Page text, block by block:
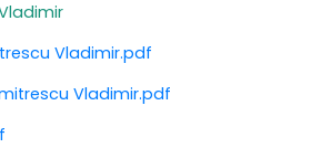
Vladimir.pdf
Vladimir.pdf